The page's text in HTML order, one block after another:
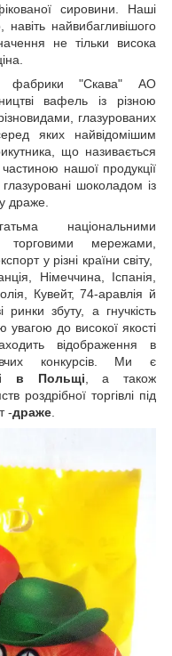
сировини. Наші
найвибагливішого
не тільки висока
фабрики "Скава" AО
вафель із різною
глазурованих
яких найвідомішим
що називається
нашої продукції
глазуровані шоколадом із
драже.
національними
мережами,
у різні країни світу,
Німеччина, Іспанія,
Кувейт, 74-аравлія й
збуту, а гнучкість
до високої якості
відображення в
конкурсів. Ми є
в Польщі , а також
роздрібної торгівлі під
-драже